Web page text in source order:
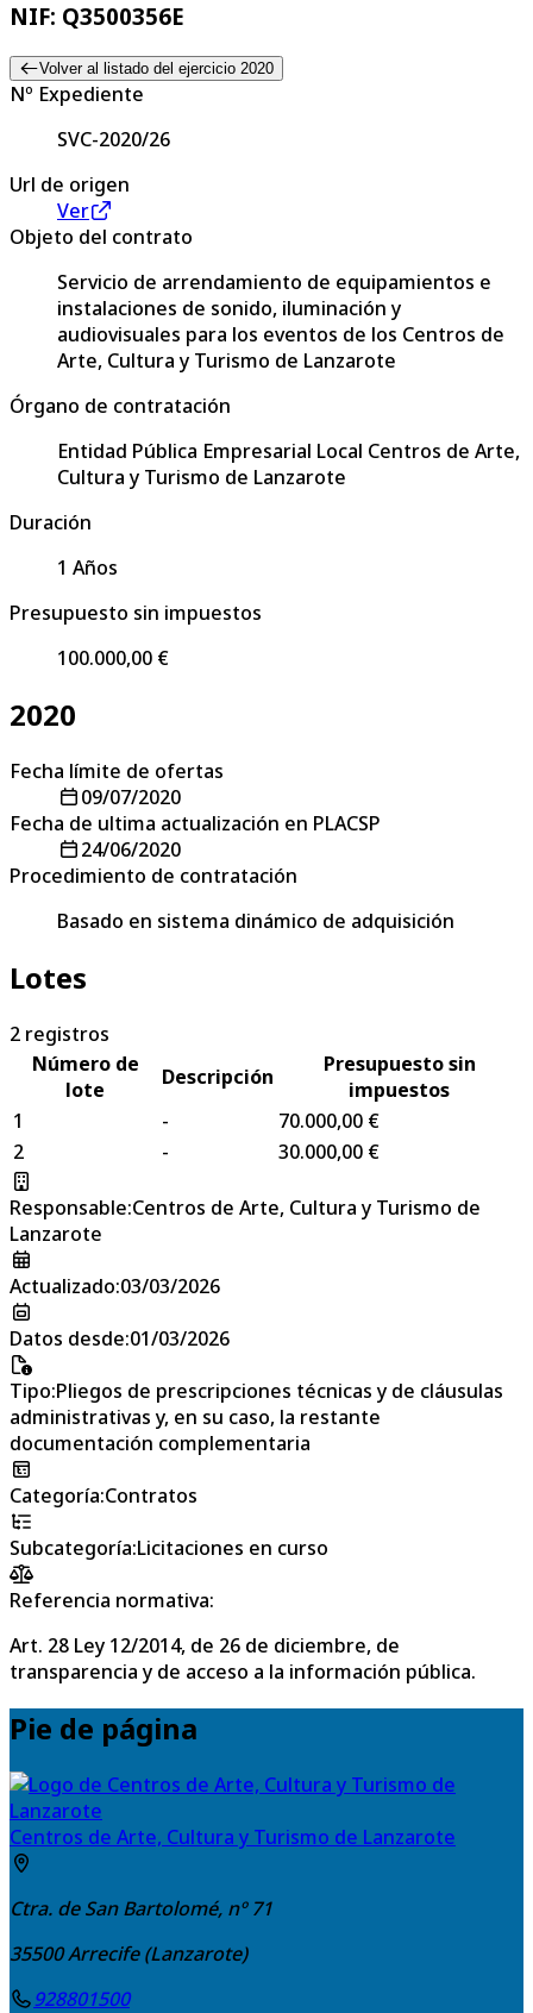
NIF: Q3500356E
Volver al listado del ejercicio 2020
Nº Expediente
SVC-2020/26
Url de origen
Ver
Objeto del contrato
Servicio de arrendamiento de equipamientos e
instalaciones de sonido, iluminación y
audiovisuales para los eventos de los Centros de
Arte, Cultura y Turismo de Lanzarote
Órgano de contratación
Entidad Pública Empresarial Local Centros de Arte,
Cultura y Turismo de Lanzarote
Duración
1 Años
Presupuesto sin impuestos
100.000,00 €
2020
Fecha límite de ofertas
09/07/2020
Fecha de ultima actualización en PLACSP
24/06/2020
Procedimiento de contratación
Basado en sistema dinámico de adquisición
Lotes
2 registros
Número de
lote
Descripción
Presupuesto sin
impuestos
1
-
70.000,00 €
2
- 30.000,00 €
Responsable:Centros de Arte, Cultura y Turismo de
Lanzarote
Actualizado:03/03/2026
Datos desde:01/03/2026
Tipo:Pliegos de prescripciones técnicas y de cláusulas
administrativas y, en su caso, la restante
documentación complementaria
Categoría:Contratos
Subcategoría:Licitaciones en curso
Referencia normativa:
Art. 28 Ley 12/2014, de 26 de diciembre, de
transparencia y de acceso a la información pública.
Pie de página
Centros de Arte, Cultura y Turismo de Lanzarote
Ctra. de San Bartolomé, nº 71
35500Arrecife (Lanzarote)
928801500